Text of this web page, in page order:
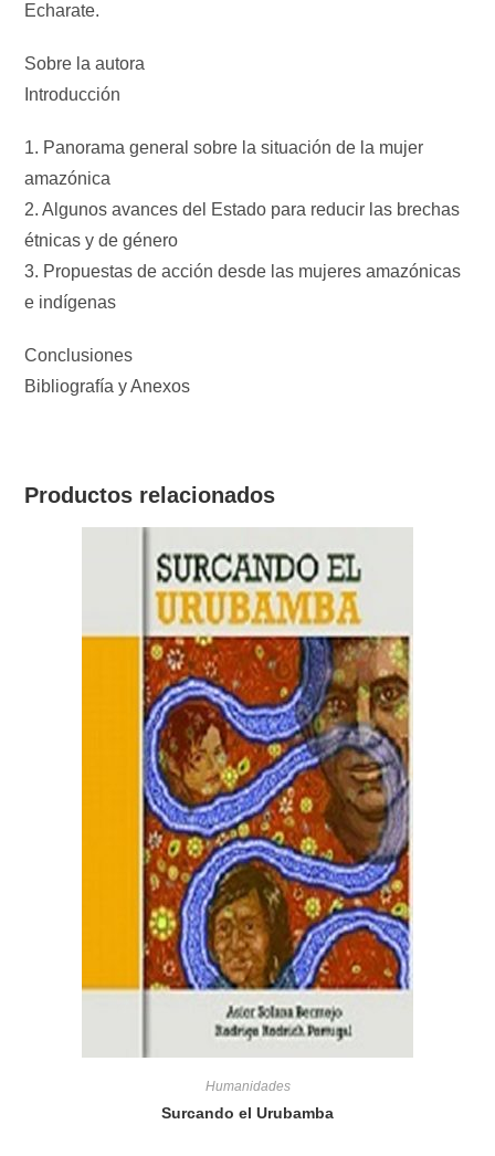
Echarate.
Sobre la autora
Introducción
1. Panorama general sobre la situación de la mujer
amazónica
2. Algunos avances del Estado para reducir las brechas
étnicas y de género
3. Propuestas de acción desde las mujeres amazónicas
e indígenas
Conclusiones
Bibliografía y Anexos
Productos relacionados
Humanidades
Surcando el Urubamba